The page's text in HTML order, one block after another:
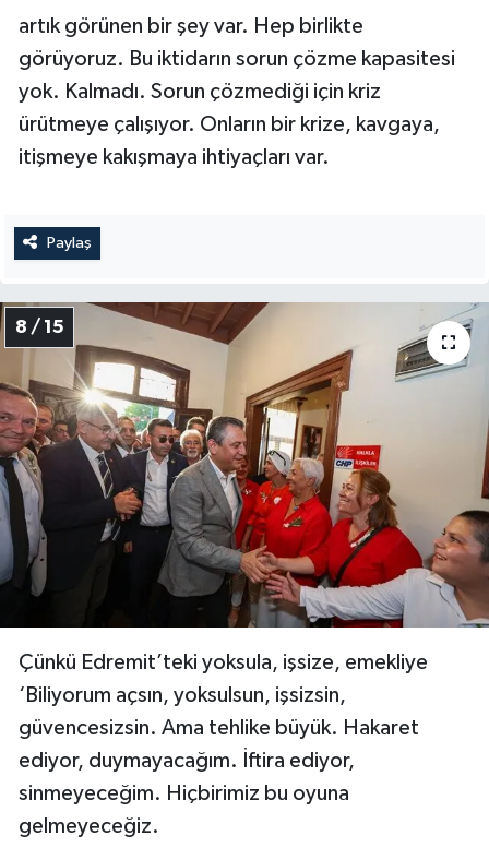
artık görünen bir şey var. Hep birlikte
görüyoruz. Bu iktidarın sorun çözme kapasitesi
yok. Kalmadı. Sorun çözmediği için kriz
ürütmeye çalışıyor. Onların bir krize, kavgaya,
itişmeye kakışmaya ihtiyaçları var.
Paylaş
8 / 15
Çünkü Edremit’teki yoksula, işsize, emekliye
‘Biliyorum açsın, yoksulsun, işsizsin,
güvencesizsin. Ama tehlike büyük. Hakaret
ediyor, duymayacağım. İftira ediyor,
sinmeyeceğim. Hiçbirimiz bu oyuna
gelmeyeceğiz.